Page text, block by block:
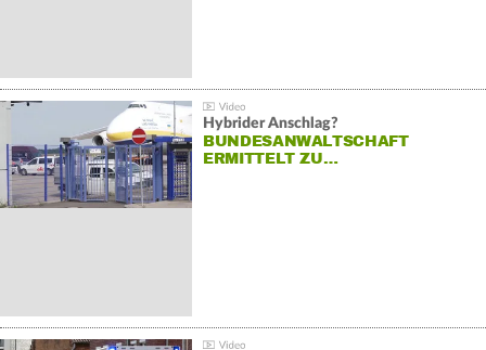
Hybrider Anschlag?
BUNDESANWALTSCHAFT
ERMITTELT ZU…